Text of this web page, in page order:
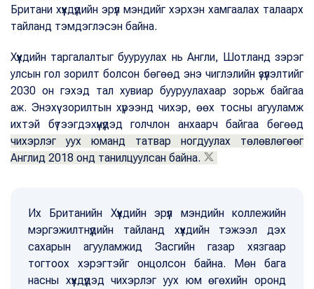
Британи хүүхдүүдийн эрүүл мэндийг хэрхэн хамгаалах талаарх
тайланд тэмдэглэсэн байна.
Хүүхдийн таргалалтыг бууруулах нь Англи, Шотланд зэрэг
улсын гол зорилт болсон бөгөөд энэ чиглэлийн үзүүлэлтийг
2030 он гэхэд тал хувиар бууруулахаар зорьж байгаа
аж.Энэхүү зорилтын хүрээнд чихэр, өөх тосны агууламж
ихтэй бүтээгдэхүүнүүдэд голчлон анхаарч байгаа бөгөөд
чихэрлэг уух юманд татвар ногдуулах төлөвлөгөөг
Англид 2018 онд танилцуулсан байна.
Их Британийн Хүүхдийн эрүүл мэндийн коллежийн
мэргэжилтнүүдийн тайланд хүүхдийн тэжээл дэх
сахарын агууламжид Засгийн газар хязгаар
тогтоох хэрэгтэйг онцолсон байна. Мөн бага
насны хүүхдүүдэд чихэрлэг уух юм өгөхийн оронд